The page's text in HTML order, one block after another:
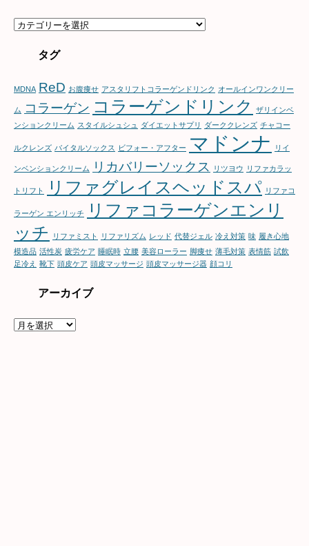
カ
タグ
MDNA ReD お腹痩せ アスタリフトコラーゲンドリンク オールインワンクリー
ム コラーゲン コラーゲンドリンク
ザリインベ
ンションクリーム スタイルシュシュ ダイエットサプリ ダーククレンズ チャコー
ルクレンズ バイタルソックス ビフォー・アフター マドンナ リイ
ンベンションクリーム リカバリーソックス リツヨウ リファカラッ
トリフト リファグレイスヘッドスパ リファコ
ラーゲン エンリッチ
リファコラーゲンエンリ
ッチ
リファミスト リファリズム レッド 代替ジェル 冷え対策 味 履き心地
模造品 活性炭 疲労ケア 睡眠時 立腰 美容ローラー 脚痩せ 薄毛対策 表情筋 試飲
足冷え 靴下 頭皮ケア 頭皮マッサージ 頭皮マッサージ器 顔コリ
アーカイブ
ア